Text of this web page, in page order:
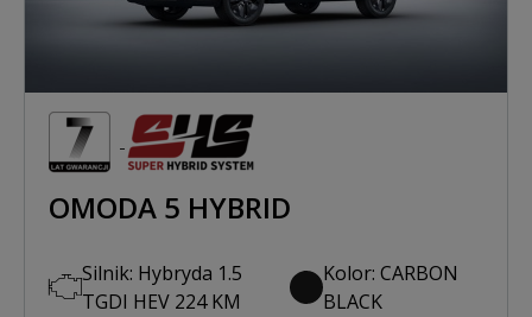
OMODA 5 HYBRID
Silnik: Hybryda 1.5
TGDI HEV 224 KM
Kolor: CARBON
BLACK